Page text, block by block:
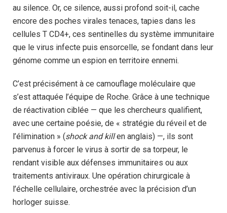
au silence. Or, ce silence, aussi profond soit-il, cache
encore des poches virales tenaces, tapies dans les
cellules T CD4+, ces sentinelles du système immunitaire
que le virus infecte puis ensorcelle, se fondant dans leur
génome comme un espion en territoire ennemi.
C’est précisément à ce camouflage moléculaire que
s’est attaquée l’équipe de Roche. Grâce à une technique
de réactivation ciblée — que les chercheurs qualifient,
avec une certaine poésie, de « stratégie du réveil et de
l’élimination » (shock and killen anglais) —, ils sont
parvenus à forcer le virus à sortir de sa torpeur, le
rendant visible aux défenses immunitaires ou aux
traitements antiviraux. Une opération chirurgicale à
l’échelle cellulaire, orchestrée avec la précision d’un
horloger suisse.